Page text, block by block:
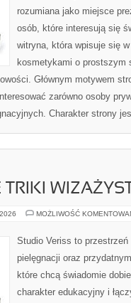
rozumiana jako miejsce
osób, które interesują się
witryna, która wpisuje się
kosmetykami o prostszym
Głównym motywem
zarówno osoby
Charakter strony
TRIKI
MOŻLIWOŚĆ
Studio Veriss to
pielęgnacji oraz
które chcą świadomie
charakter edukacyjny i